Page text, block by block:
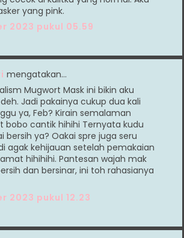
yang pink.
2023 pukul 05.59
mengatakan…
Mugwort Mask ini bikin aku
Jadi pakainya cukup dua kali
ya, Feb? Kirain semalaman
bobo cantik hihihi Ternyata kudu
bersih ya? Oakai spre juga seru
agak kehijauan setelah pemakaian
hihihihi. Pantesan wajah mak
dan bersinar, ini toh rahasianya
2023 pukul 12.23